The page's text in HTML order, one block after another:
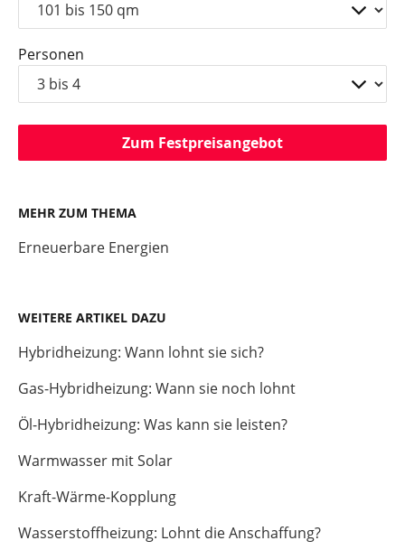
Personen
Zum Festpreisangebot
MEHR ZUM THEMA
Erneuerbare Energien
WEITERE ARTIKEL DAZU
Hybridheizung: Wann lohnt sie sich?
Gas-Hybridheizung: Wann sie noch lohnt
Öl-Hybridheizung: Was kann sie leisten?
Warmwasser mit Solar
Kraft-Wärme-Kopplung
Wasserstoffheizung: Lohnt die Anschaffung?